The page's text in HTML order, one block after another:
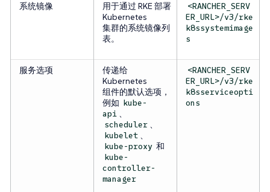
系统镜像
用于通过 RKE 部署
Kubernetes
集群的系统镜像列
表。
<RANCHER_SERV
ER_URL>/v3/rke
k8ssystemimage
s
服务选项
传递给
Kubernetes
组件的默认选项，
例如 kube-
api 、
scheduler 、
kubelet 、
kube-proxy 和
kube-
controller-
manager
<RANCHER_SERV
ER_URL>/v3/rke
k8sserviceopti
ons